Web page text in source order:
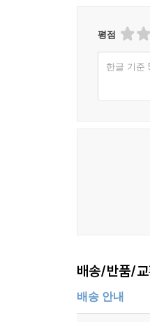
평점
한글 기준
배송/반품/교
배송 안내